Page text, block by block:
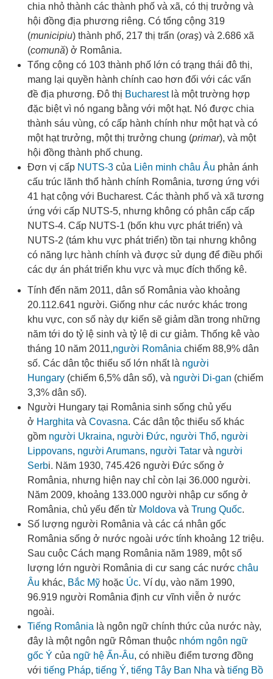
chia nhỏ thành các thành phố và xã, có thị trưởng và
hội đồng địa phương riêng. Có tổng cộng 319
(municipiu) thành phố, 217 thị trấn (oraş) và 2.686 xã
(comună) ở România.
Tổng cộng có 103 thành phố lớn có trạng thái đô thị,
mang lại quyền hành chính cao hơn đối với các vấn
đề địa phương. Đô thị Bucharestlà một trường hợp
đặc biệt vì nó ngang bằng với một hạt. Nó được chia
thành sáu vùng, có cấp hành chính như một hạt và có
một hạt trưởng, một thị trưởng chung (primar), và một
hội đồng thành phố chung.
Đơn vị cấp NUTS-3 của Liên minh châu Âu phản ánh
cấu trúc lãnh thổ hành chính România, tương ứng với
41 hạt cộng với Bucharest. Các thành phố và xã tương
ứng với cấp NUTS-5, nhưng không có phân cấp cấp
NUTS-4. Cấp NUTS-1 (bốn khu vực phát triển) và
NUTS-2 (tám khu vực phát triển) tồn tại nhưng không
có năng lực hành chính và được sử dụng để điều phối
các dự án phát triển khu vực và mục đích thống kê.
Tính đến năm 2011, dân số România vào khoảng
20.112.641 người. Giống như các nước khác trong
khu vực, con số này dự kiến ​​sẽ giảm dần trong những
năm tới do tỷ lệ sinh và tỷ lệ di cư giảm. Thống kê vào
tháng 10 năm 2011,người România chiếm 88,9% dân
số. Các dân tộc thiểu số lớn nhất là người
Hungary (chiếm 6,5% dân số), và người Di-gan (chiếm
3,3% dân số).
Người Hungary tại România sinh sống chủ yếu
ở Harghita và Covasna. Các dân tộc thiểu số khác
gồm người Ukraina, người Đức, người Thổ, người
Lippovans, người Arumans, người Tatar và người
Serbi. Năm 1930, 745.426 người Đức sống ở
România, nhưng hiện nay chỉ còn lại 36.000 người.
Năm 2009, khoảng 133.000 người nhập cư sống ở
România, chủ yếu đến từ Moldova và Trung Quốc.
Số lượng người România và các cá nhân gốc
România sống ở nước ngoài ước tính khoảng 12 triệu.
Sau cuộc Cách mạng România năm 1989, một số
lượng lớn người România di cư sang các nước châu
Âu khác, Bắc Mỹ hoặc Úc. Ví dụ, vào năm 1990,
96.919 người România định cư vĩnh viễn ở nước
ngoài.
Tiếng România là ngôn ngữ chính thức của nước này,
đây là một ngôn ngữ Rôman thuộc nhóm ngôn ngữ
gốc Ý của ngữ hệ Ấn-Âu, có nhiều điểm tương đồng
với tiếng Pháp, tiếng Ý, tiếng Tây Ban Nha và tiếng Bồ